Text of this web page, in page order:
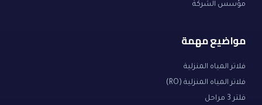
مؤسس الشركة
مواضيع مهمة
فلاتر المياه المنزلية
فلاتر المياه المنزلية (RO)
فلتر 3 مراحل